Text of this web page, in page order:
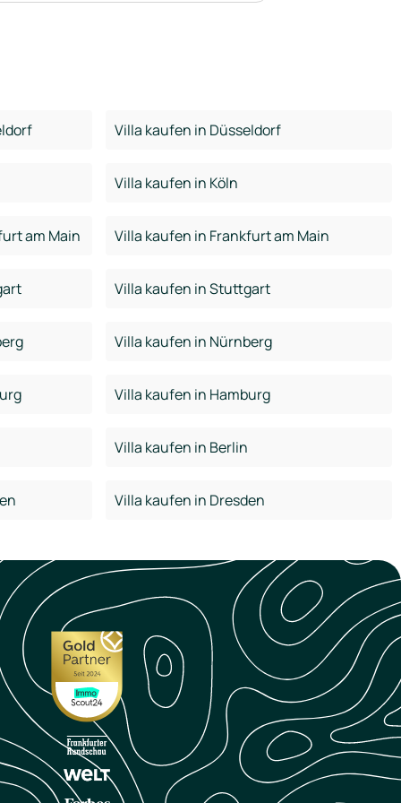
Villa kaufen in Düsseldorf
Villa kaufen in Köln
am Main Villa kaufen in Frankfurt am Main
Villa kaufen in Stuttgart
Villa kaufen in Nürnberg
Villa kaufen in Hamburg
Villa kaufen in Berlin
Villa kaufen in Dresden